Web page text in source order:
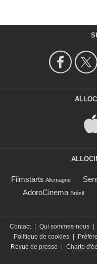
Filmstarts Allemagne
AdoroCinema Brésil
Contact | Qui sommes-nous |
Politique de cookies |
Revue de presse
| Charte